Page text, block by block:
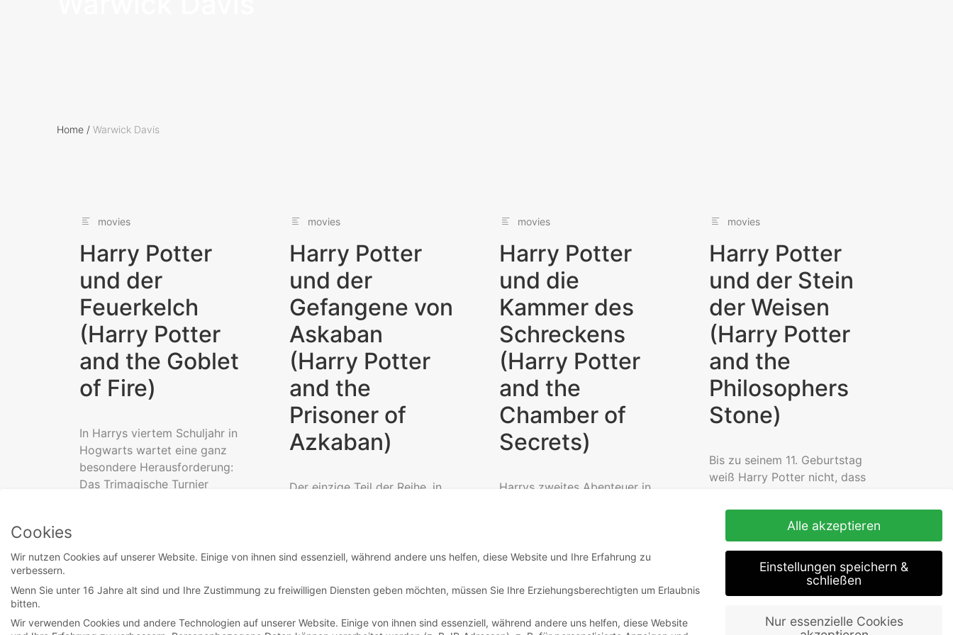
Home / Warwick Davis
movies
Harry Potter
und der
Feuerkelch
(Harry Potter
and the Goblet
of Fire)
In Harrys viertem Schuljahr in
Hogwarts wartet eine ganz
besondere Herausforderung:
Das Trimagische Turnier
Read More
movies
Harry Potter
und der
Gefangene von
Askaban
(Harry Potter
and the
Prisoner of
Azkaban)
Der einzige Teil der Reihe, in
movies
Harry Potter
und die
Kammer des
Schreckens
(Harry Potter
and the
Chamber of
Secrets)
Harrys zweites Abenteuer in
movies
Harry Potter
und der Stein
der Weisen
(Harry Potter
and the
Philosophers
Stone)
Bis zu seinem 11. Geburtstag
weiß Harry Potter nicht, dass
Tod seiner...
Read More
Cookies
Wir nutzen Cookies auf unserer Website. Einige von ihnen sind essenziell, während andere uns helfen, diese Website und Ihre Erfahrung zu
verbessern.
Wenn Sie unter 16 Jahre alt sind und Ihre Zustimmung zu freiwilligen Diensten geben möchten, müssen Sie Ihre Erziehungsberechtigten um Erlaubnis
bitten.
Wir verwenden Cookies und andere Technologien auf unserer Website. Einige von ihnen sind essenziell, während andere uns helfen, diese Website
Alle akzeptieren
Einstellungen speichern &
schließen
Nur essenzielle Cookies